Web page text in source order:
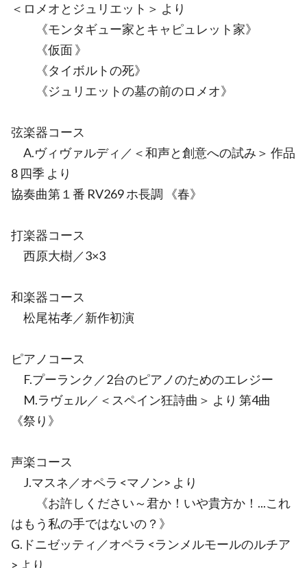
＜ロメオとジュリエット＞ より
《モンタギュー家とキャピュレット家》
《仮面 》
《タイボルトの死》
《ジュリエットの墓の前のロメオ》
弦楽器コース
A.ヴィヴァルディ／＜和声と創意への試み＞ 作品
8 四季 より
協奏曲第１番 RV269 ホ長調 《春》
打楽器コース
西原大樹／3×3
和楽器コース
松尾祐孝／新作初演
ピアノコース
F.プーランク／2台のピアノのためのエレジー
M.ラヴェル／＜スペイン狂詩曲＞ より 第4曲
《祭り》
声楽コース
J.マスネ／オペラ <マノン> より
《お許しください～君か！いや貴方か！...これ
はもう私の手ではないの？》
G.ドニゼッティ／オペラ <ランメルモールのルチア
> より